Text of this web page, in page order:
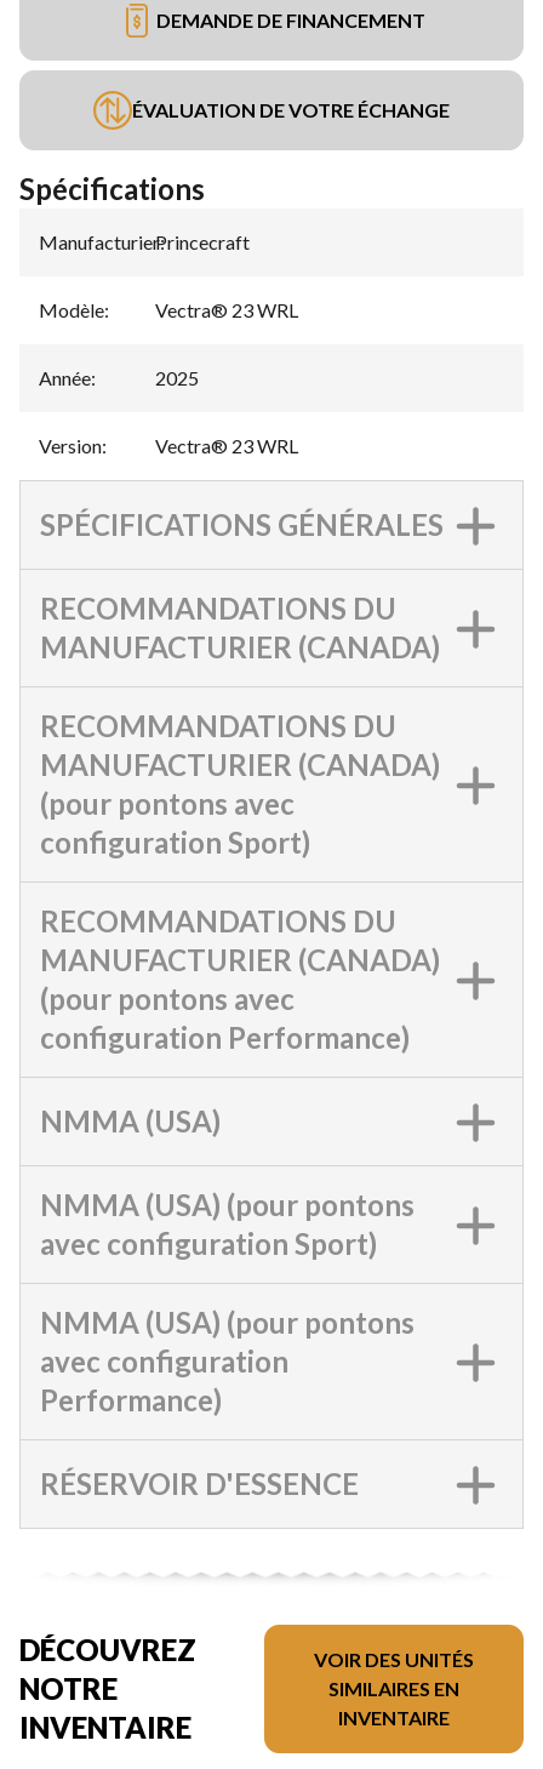
DEMANDE DE FINANCEMENT
ÉVALUATION DE VOTRE ÉCHANGE
Spécifications
Manufacturier:
Princecraft
Modèle: Vectra® 23 WRL
Année: 2025
Version: Vectra® 23 WRL
SPÉCIFICATIONS GÉNÉRALES
RECOMMANDATIONS DU
MANUFACTURIER (CANADA)
RECOMMANDATIONS DU
MANUFACTURIER (CANADA)
(pour pontons avec
configuration Sport)
RECOMMANDATIONS DU
MANUFACTURIER (CANADA)
(pour pontons avec
configuration Performance)
NMMA (USA)
NMMA (USA) (pour pontons
avec configuration Sport)
NMMA (USA) (pour pontons
avec configuration
Performance)
RÉSERVOIR D'ESSENCE
DÉCOUVREZ
NOTRE
INVENTAIRE
VOIR DES UNITÉS
SIMILAIRES EN
INVENTAIRE